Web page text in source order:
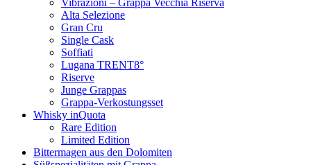
Alta Selezione
Gran Cru
Single Cask
Soffiati
Lugana TRENT8°
Riserve
Junge Grappas
Grappa-Verkostungsset
Whisky inQuota
Rare Edition
Limited Edition
Bittermagen aus den Dolomiten